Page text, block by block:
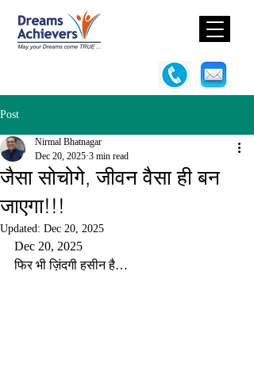
Post
जैसा सोचोगे, जीवन वैसा ही बन
जाएगा!!!
Nirmal Bhatnagar
Dec 20, 2025 3 min read
Updated: Dec 20, 2025
Dec 20, 2025
फिर भी ज़िंदगी हसीन है…